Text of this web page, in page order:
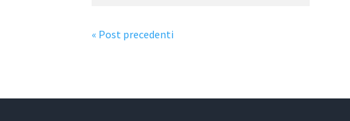
« Post precedenti